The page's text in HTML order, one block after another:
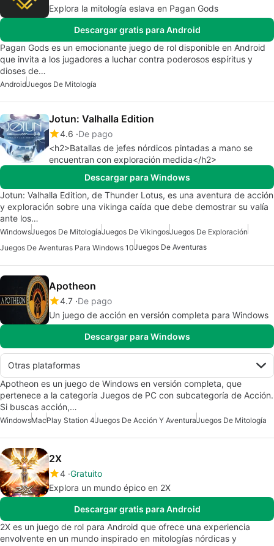
Explora la mitología eslava en Pagan Gods
Descargar gratis para Android
Pagan Gods es un emocionante juego de rol disponible en Android
que invita a los jugadores a luchar contra poderosos espíritus y
dioses de…
AndroidJuegos De Mitología
Jotun: Valhalla Edition
4.6 De pago
<h2>Batallas de jefes nórdicos pintadas a mano se
encuentran con exploración medida</h2>
Descargar para Windows
Jotun: Valhalla Edition, de Thunder Lotus, es una aventura de acción
y exploración sobre una vikinga caída que debe demostrar su valía
ante los…
WindowsJuegos De MitologíaJuegos De VikingosJuegos De Exploración
Juegos De Aventuras Para Windows 10Juegos De Aventuras
Apotheon
4.7 De pago
Un juego de acción en versión completa para Windows
Descargar para Windows
Otras plataformas
Apotheon es un juego de Windows en versión completa, que
pertenece a la categoría Juegos de PC con subcategoría de Acción.
Si buscas acción,…
WindowsMacPlay Station 4Juegos De Acción Y AventuraJuegos De Mitología
2X
4 Gratuito
Explora un mundo épico en 2X
Descargar gratis para Android
2X es un juego de rol para Android que ofrece una experiencia
envolvente en un mundo inspirado en mitologías nórdicas y